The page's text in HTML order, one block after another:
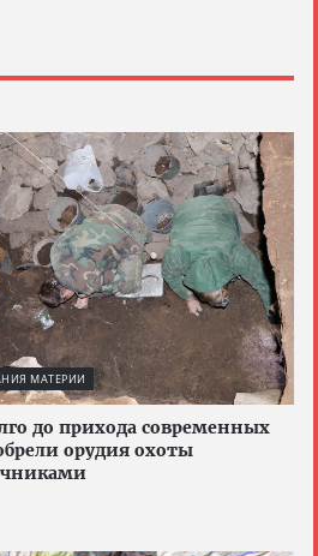
МАТЕРИИ
до прихода современных
орудия охоты